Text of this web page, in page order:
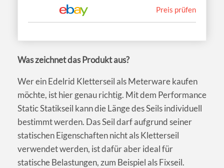
Preis prüfen
Was zeichnet das Produkt aus?
Wer ein Edelrid Kletterseil als Meterware kaufen
möchte, ist hier genau richtig. Mit dem Performance
Static Statikseil kann die Länge des Seils individuell
bestimmt werden. Das Seil darf aufgrund seiner
statischen Eigenschaften nicht als Kletterseil
verwendet werden, ist dafür aber ideal für
statische Belastungen, zum Beispiel als Fixseil.